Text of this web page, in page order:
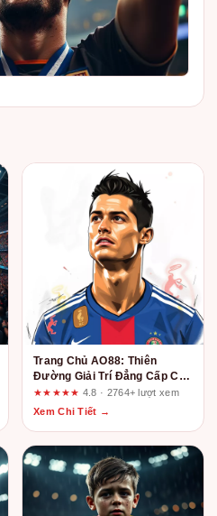
Trang Chủ AO88: Thiên
Đường Giải Trí Đẳng Cấp Cho
Game Thủ Việt
★★★★★ 4.8 · 2764+ lượt xem
Xem Chi Tiết →